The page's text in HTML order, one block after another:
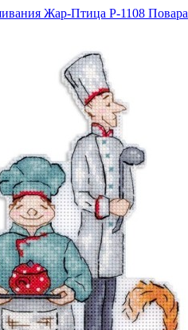
Жар-Птица Р-1108 Повара